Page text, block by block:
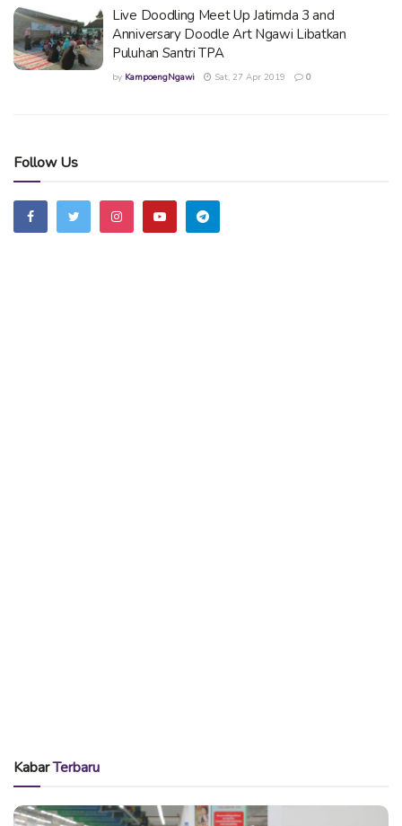
Live Doodling Meet Up Jatimda 3 and
Anniversary Doodle Art Ngawi Libatkan
Puluhan Santri TPA
by KampoengNgawi Sat, 27 Apr 2019 0
Follow Us
KabarTerbaru